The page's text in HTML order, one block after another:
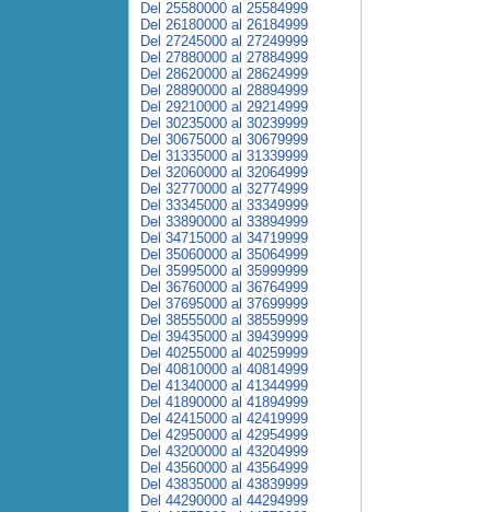
Del 25580000 al 25584999
Del 26180000 al 26184999
Del 27245000 al 27249999
Del 27880000 al 27884999
Del 28620000 al 28624999
Del 28890000 al 28894999
Del 29210000 al 29214999
Del 30235000 al 30239999
Del 30675000 al 30679999
Del 31335000 al 31339999
Del 32060000 al 32064999
Del 32770000 al 32774999
Del 33345000 al 33349999
Del 33890000 al 33894999
Del 34715000 al 34719999
Del 35060000 al 35064999
Del 35995000 al 35999999
Del 36760000 al 36764999
Del 37695000 al 37699999
Del 38555000 al 38559999
Del 39435000 al 39439999
Del 40255000 al 40259999
Del 40810000 al 40814999
Del 41340000 al 41344999
Del 41890000 al 41894999
Del 42415000 al 42419999
Del 42950000 al 42954999
Del 43200000 al 43204999
Del 43560000 al 43564999
Del 43835000 al 43839999
Del 44290000 al 44294999